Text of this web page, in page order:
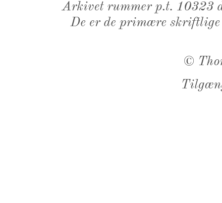
Arkivet rummer p.t. 10323
De er de primære
©